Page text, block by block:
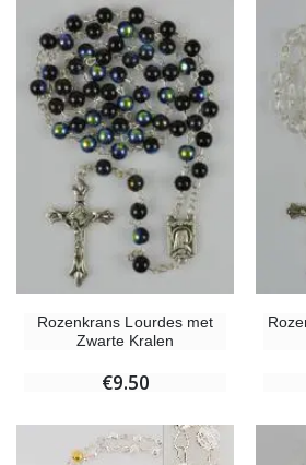
Rozenkrans Lourdes met
Zwarte Kralen
€9.50